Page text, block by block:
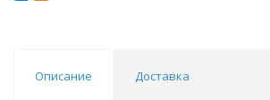
Описание Доставка